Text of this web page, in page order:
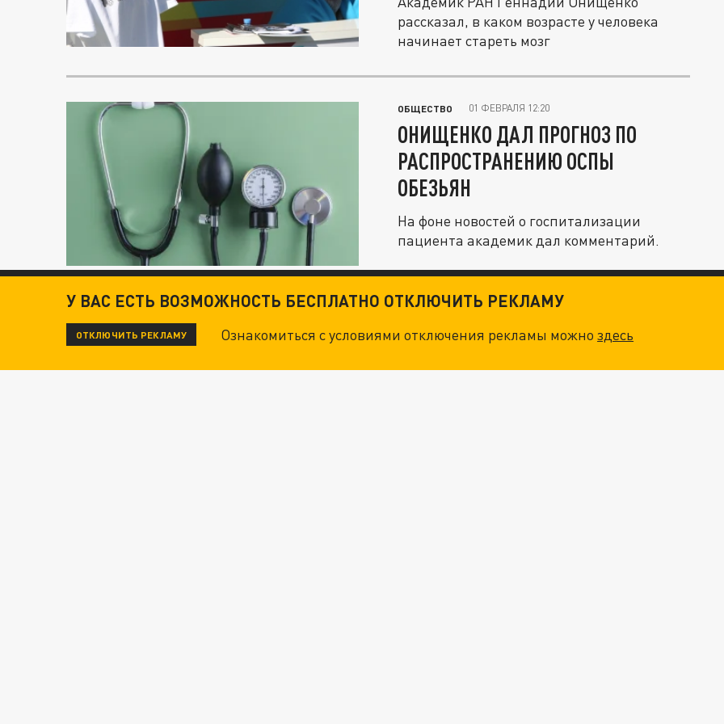
рассказал, в каком возрасте у человека
начинает стареть мозг
ОБЩЕСТВО 01 ФЕВРАЛЯ 12:20
ОНИЩЕНКО ДАЛ ПРОГНОЗ ПО
РАСПРОСТРАНЕНИЮ ОСПЫ
ОБЕЗЬЯН
На фоне новостей о госпитализации
пациента академик дал комментарий.
У ВАС ЕСТЬ ВОЗМОЖНОСТЬ БЕСПЛАТНО ОТКЛЮЧИТЬ РЕКЛАМУ
ОТКЛЮЧИТЬ РЕКЛАМУ Ознакомиться с условиями отключения рекламы можноздесь